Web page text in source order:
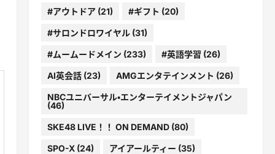
#アウトドア(21) #ギフト (20)
#サロンドロワイヤル(31)
#ムームードメイン (233) #英語学習 (26)
AI英会話(23) AMGエンタテインメント (26)
NBCユニバーサル・エンターテイメントジャパン
(46)
SKE48 LIVE！！ ON DEMAND(80)
SPO-X(24) アイアールティー (35)